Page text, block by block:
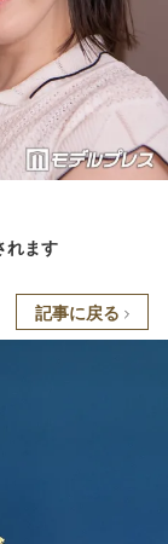
れます
記事に戻る